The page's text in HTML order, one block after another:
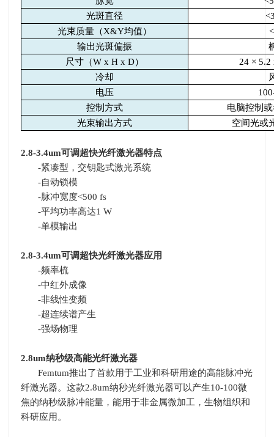
光斑直径
光束质量（X&Y均值）
输出光斑偏振
尺寸（W x H x D）
24 × 5.2
冷却
电压
控制方式
电脑控制
光束输出方式
空间光或
2.8-3.4um可调超快光纤激光器特点
-紧凑型，交钥匙式激光系统
-自动锁模
-脉冲宽度<500 fs
-平均功率高达1 W
-单模输出
2.8-3.4um可调超快光纤激光器应用
-频率梳
-中红外成像
-非线性变频
-超连续谱产生
-强场物理
2.8um纳秒级高能光纤激光器
Femtum推出了首款用于工业和科研用途的高能脉冲光
纤激光器。这款2.8um纳秒光纤激光器可以产生10-100微
焦的纳秒级脉冲能量，能用于非金属微加工，生物组织和
科研应用。